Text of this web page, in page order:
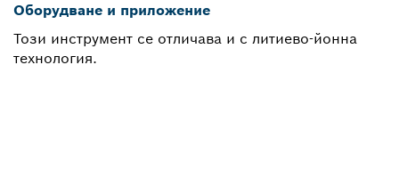
Оборудване и приложение
Този инструмент се отличава и с литиево-йонна
технология.